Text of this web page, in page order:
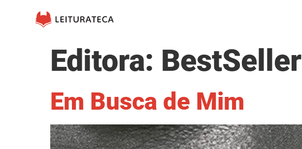
Editora: BestSeller
Em Busca de Mim